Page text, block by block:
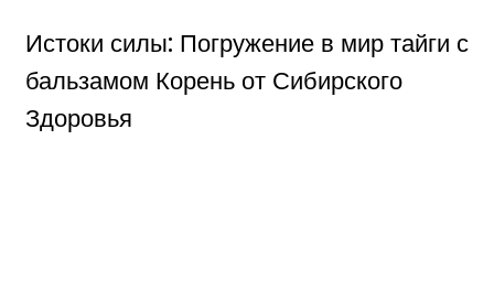
Истоки силы: Погружение в мир тайги с
бальзамом Корень от Сибирского
Здоровья